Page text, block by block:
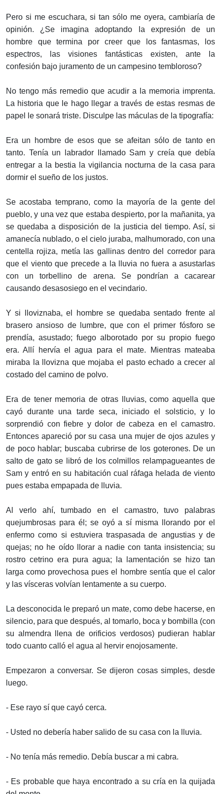
Pero si me escuchara, si tan sólo me oyera, cambiaría de
opinión. ¿Se imagina adoptando la expresión de un
hombre que termina por creer que los fantasmas, los
espectros, las visiones fantásticas existen, ante la
confesión bajo juramento de un campesino tembloroso?
No tengo más remedio que acudir a la memoria imprenta.
La historia que le hago llegar a través de estas resmas de
papel le sonará triste. Disculpe las máculas de la tipografía:
Era un hombre de esos que se afeitan sólo de tanto en
tanto. Tenía un labrador llamado Sam y creía que debía
entregar a la bestia la vigilancia nocturna de la casa para
dormir el sueño de los justos.
Se acostaba temprano, como la mayoría de la gente del
pueblo, y una vez que estaba despierto, por la mañanita, ya
se quedaba a disposición de la justicia del tiempo. Así, si
amanecía nublado, o el cielo juraba, malhumorado, con una
centella rojiza, metía las gallinas dentro del corredor para
que el viento que precede a la lluvia no fuera a asustarlas
con un torbellino de arena. Se pondrían a cacarear
causando desasosiego en el vecindario.
Y si lloviznaba, el hombre se quedaba sentado frente al
brasero ansioso de lumbre, que con el primer fósforo se
prendía, asustado; fuego alborotado por su propio fuego
era. Allí hervía el agua para el mate. Mientras mateaba
miraba la llovizna que mojaba el pasto echado a crecer al
costado del camino de polvo.
Era de tener memoria de otras lluvias, como aquella que
cayó durante una tarde seca, iniciado el solsticio, y lo
sorprendió con fiebre y dolor de cabeza en el camastro.
Entonces apareció por su casa una mujer de ojos azules y
de poco hablar; buscaba cubrirse de los goterones. De un
salto de gato se libró de los colmillos relampagueantes de
Sam y entró en su habitación cual ráfaga helada de viento
pues estaba empapada de lluvia.
Al verlo ahí, tumbado en el camastro, tuvo palabras
quejumbrosas para él; se oyó a sí misma llorando por el
enfermo como si estuviera traspasada de angustias y de
quejas; no he oído llorar a nadie con tanta insistencia; su
rostro cetrino era pura agua; la lamentación se hizo tan
larga como provechosa pues el hombre sentía que el calor
y las vísceras volvían lentamente a su cuerpo.
La desconocida le preparó un mate, como debe hacerse, en
silencio, para que después, al tomarlo, boca y bombilla (con
su almendra llena de orificios verdosos) pudieran hablar
todo cuanto calló el agua al hervir enojosamente.
Empezaron a conversar. Se dijeron cosas simples, desde
luego.
- Ese rayo sí que cayó cerca.
- Usted no debería haber salido de su casa con la lluvia.
- No tenía más remedio. Debía buscar a mi cabra.
- Es probable que haya encontrado a su cría en la quijada